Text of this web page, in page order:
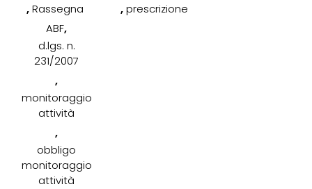
,Rassegna
ABF,
d.lgs. n.
231/2007
,
monitoraggio
attività
,
obbligo
monitoraggio
attività
,prescrizione